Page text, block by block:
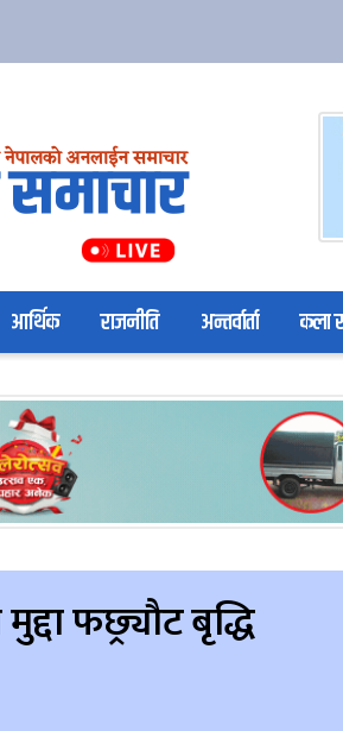
आर्थिक राजनीति अन्तर्वार्ता कला
फछ्र्यौट बृद्धि